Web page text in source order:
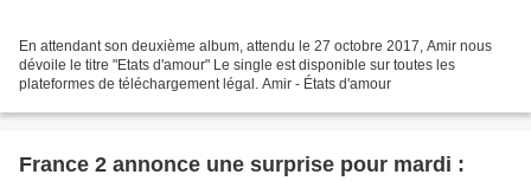
En attendant son deuxième album, attendu le 27 octobre 2017, Amir nous
dévoile le titre "Etats d'amour" Le single est disponible sur toutes les
plateformes de téléchargement légal. Amir - États d'amour
France 2 annonce une surprise pour mardi :